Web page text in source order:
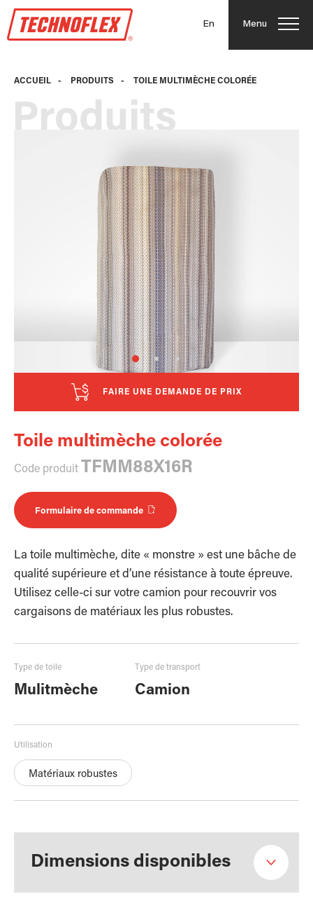
En Menu
ACCUEIL - PRODUITS - TOILE MULTIMÈCHE COLORÉE
Produits
FAIRE UNE DEMANDE DE PRIX
Toile multimèche colorée
Code produit TFMM88X16R
Formulaire de commande
La toile multimèche, dite « monstre » est une bâche de
qualité supérieure et d’une résistance à toute épreuve.
Utilisez celle-ci sur votre camion pour recouvrir vos
cargaisons de matériaux les plus robustes.
Type de toile
Mulitmèche
Type de transport
Camion
Utilisation
Matériaux robustes
Dimensions disponibles